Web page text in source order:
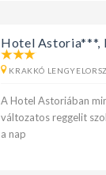
Hotel Astoria***,
KRAKKÓ
A Hotel Astoriában
változatos reggelit
a nap